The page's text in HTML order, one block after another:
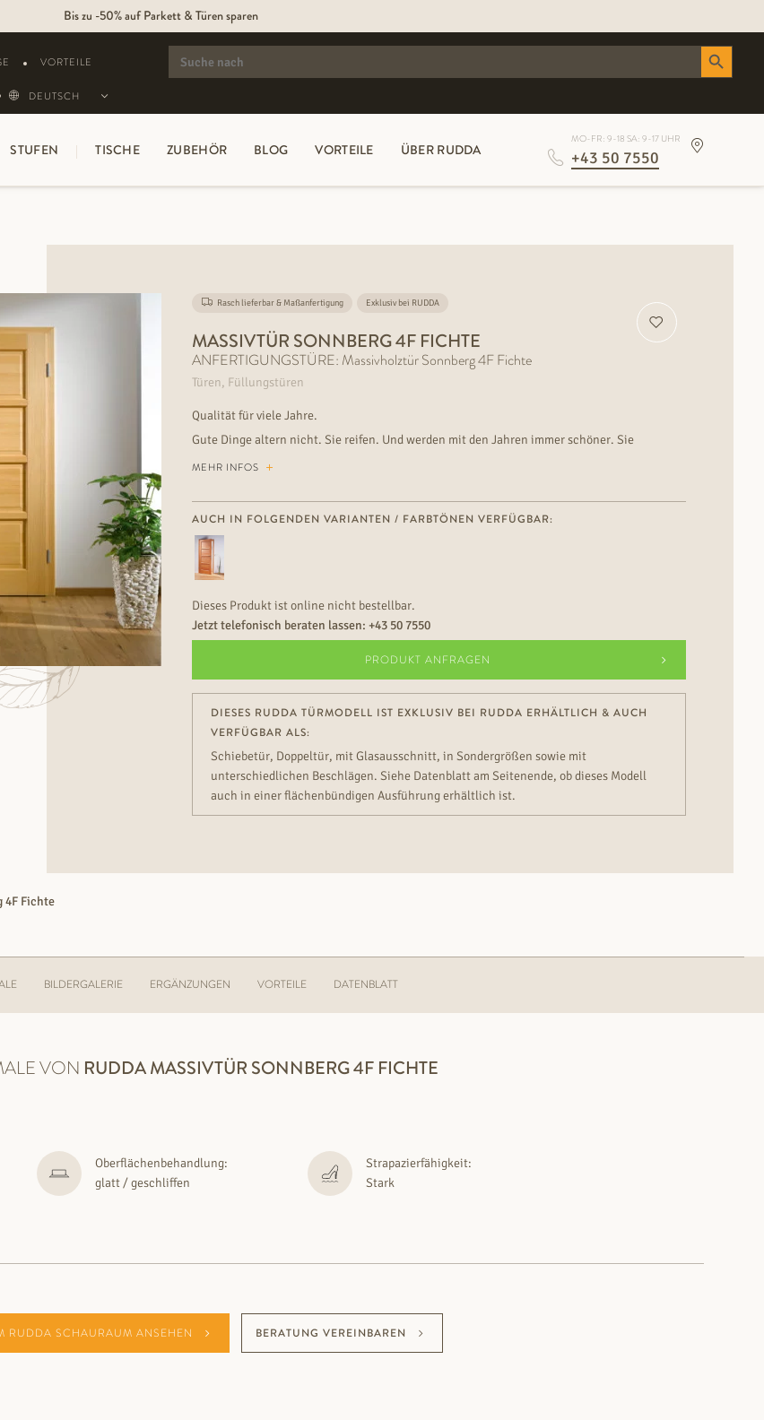
Bis zu -50% auf Parkett & Türen sparen
VORTEILE
SEARCH
FOR:
Search Button
DEUTSCH
STUFEN TISCHE ZUBEHÖR BLOG VORTEILE ÜBER RUDDA
MO-FR: 9-18 SA: 9-17 UHR
+43 50 7550
Rasch lieferbar & Maßanfertigung Exklusiv bei RUDDA
MASSIVTÜR SONNBERG 4F FICHTE
ANFERTIGUNGSTÜRE: Massivholztür Sonnberg 4F Fichte
Türen, Füllungstüren
Qualität für viele Jahre.
Gute Dinge altern nicht. Sie reifen. Und werden mit den Jahren immer schöner. Sie
MEHR INFOS
AUCH IN FOLGENDEN VARIANTEN / FARBTÖNEN VERFÜGBAR:
Dieses Produkt ist online nicht bestellbar.
Jetzt telefonisch beraten lassen: +43 50 7550
PRODUKT ANFRAGEN
DIESES RUDDA TÜRMODELL IST EXKLUSIV BEI RUDDA ERHÄLTLICH & AUCH
VERFÜGBAR ALS:
Schiebetür, Doppeltür, mit Glasausschnitt, in Sondergrößen sowie mit
unterschiedlichen Beschlägen. Siehe Datenblatt am Seitenende, ob dieses Modell
auch in einer flächenbündigen Ausführung erhältlich ist.
4F Fichte
BILDERGALERIE ERGÄNZUNGEN VORTEILE DATENBLATT
VON RUDDAMASSIVTÜR SONNBERG 4F FICHTE
Oberflächenbehandlung:
glatt / geschliffen
Strapazierfähigkeit:
Stark
RUDDA SCHAURAUM ANSEHEN BERATUNG VEREINBAREN